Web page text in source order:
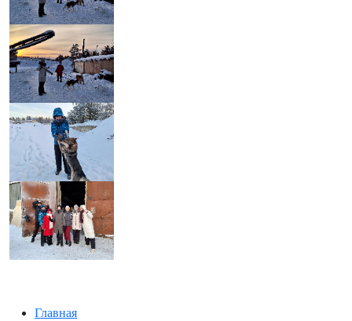
Главная